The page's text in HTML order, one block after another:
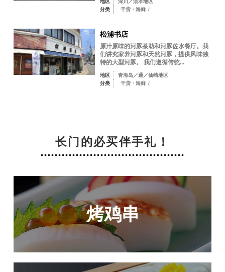
地区
深川／汤本地区
分类
干货・海鲜 /
松浦书店
原汁原味的河豚茶助和河豚佐水餐厅。我
们讲究家养河豚和天然河豚，提供风味独
特的大型河豚。 我们遵循传统...
地区
青海岛／通／仙崎地区
分类
干货・海鲜 /
长门的必买伴手礼！
烤鸡串